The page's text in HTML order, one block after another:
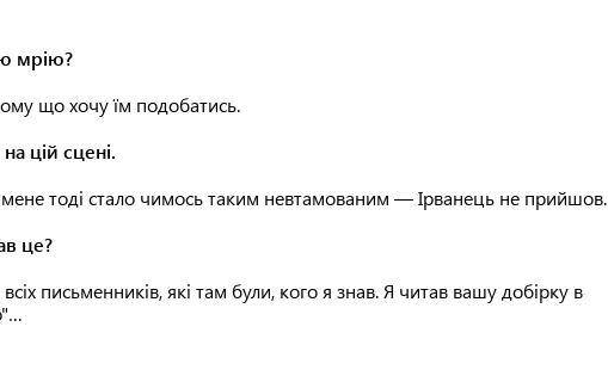
мрію?
що хочу їм подобатись.
цій сцені.
тоді стало чимось таким невтамованим — Ірванець не прийшов.
це?
письменників, які там були, кого я знав. Я читав вашу добірку в